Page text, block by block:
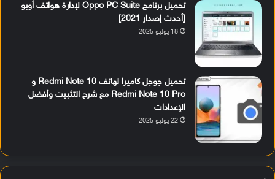
تحميل برنامج Oppo PC Suite لإدارة هواتف أوبو
[أحدث إصدار 2021]
18 يوليو 2025
تحميل جوجل كاميرا لهاتف Redmi Note 10 و
Redmi Note 10 Pro مع شرح التثبيت وأفضل
الإعدادات
22 يوليو 2025